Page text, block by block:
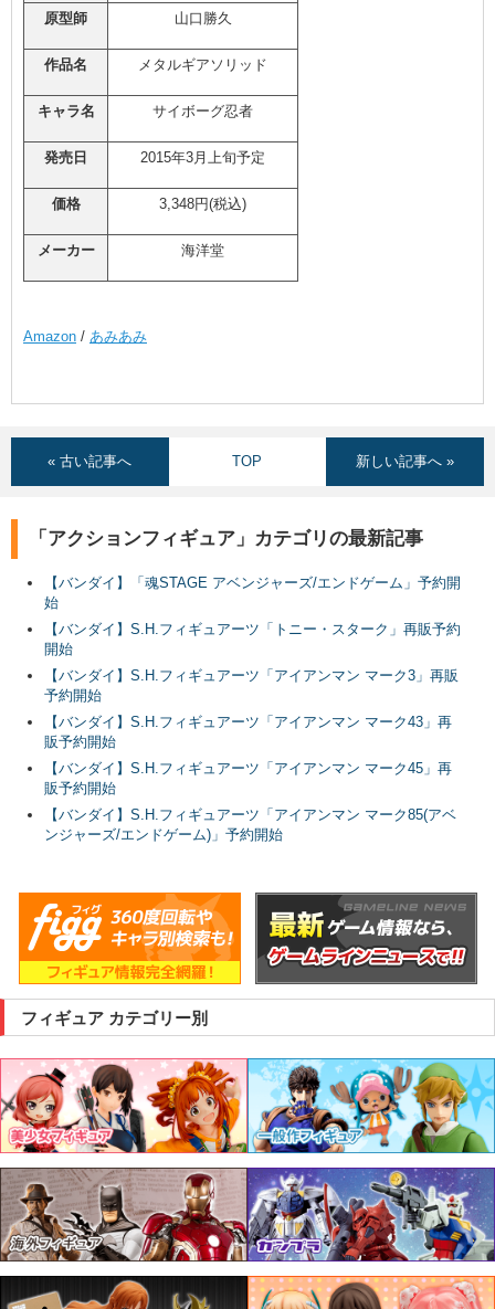
原型師
山口勝久
作品名 メタルギアソリッド
キャラ名 サイボーグ忍者
発売日 2015年3月上旬予定
価格 3,348円(税込)
メーカー 海洋堂
Amazon / あみあみ
« 古い記事へ TOP 新しい記事へ »
「アクションフィギュア」カテゴリの最新記事
【バンダイ】「魂STAGE アベンジャーズ/エンドゲーム」予約開
始
【バンダイ】S.H.フィギュアーツ「トニー・スターク」再販予約
開始
【バンダイ】S.H.フィギュアーツ「アイアンマン マーク3」再販
予約開始
【バンダイ】S.H.フィギュアーツ「アイアンマン マーク43」再
販予約開始
【バンダイ】S.H.フィギュアーツ「アイアンマン マーク45」再
販予約開始
【バンダイ】S.H.フィギュアーツ「アイアンマン マーク85(アベ
ンジャーズ/エンドゲーム)」予約開始
フィギュア カテゴリー別